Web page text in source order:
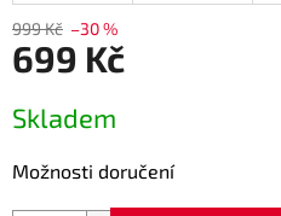
999 Kč –30 %
699 Kč
cena:
Skladem
Možnosti doručení